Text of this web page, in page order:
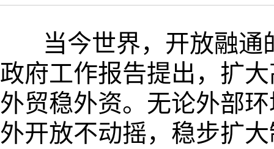
当今世界，开放融通
政府工作报告提出，扩
外贸稳外资。无论外部
外开放不动摇，稳步扩